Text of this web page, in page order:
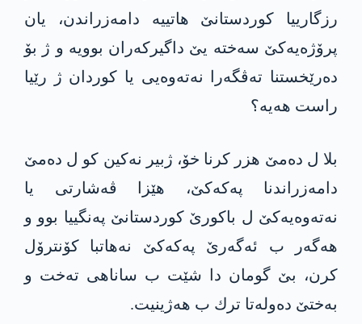
رزگارییا كوردستانێ هاتییه‌ دامه‌زراندن، یان
پرۆژه‌یه‌كێ سه‌خته‌ یێ داگیركه‌ران بوویه‌ و ژ بۆ
ده‌رێخستنا ته‌ڤگه‌را نه‌ته‌وه‌یی یا كوردان ژ رێیا
راست هه‌یه‌؟
بلا ل ده‌مێ هزر كرنا خۆ‌، ژبیر نه‌كین كو ل ده‌مێ
دامه‌زراندنا په‌كه‌كێ، هێزا ڤه‌شارتی یا
نه‌ته‌وه‌یه‌كێ ل باكورێ كوردستانێ په‌نگییا بوو و
هه‌گه‌ر ب ئه‌گه‌رێ په‌كه‌كێ نه‌هاتبا كۆنترۆل
كرن، بێ گومان دا شێت ب ساناهی ته‌خت و
به‌ختێ ده‌وله‌تا ترك ب هه‌ژینیت‌.